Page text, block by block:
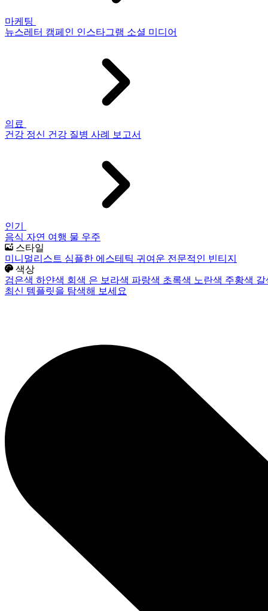
마케팅
뉴스레터 캠페인 인스타그램 소셜 미디어
의료
건강 정신 건강 질병 사례 보고서
인기
음식 자연 여행 물 우주
스타일
미니멀리스트 심플한 에스테틱 귀여운 전문적인 빈티지
색상
검은색 하얀색 회색 은 보라색 파랑색 초록색 노란색 주황색
최신 템플릿을 탐색해 보세요